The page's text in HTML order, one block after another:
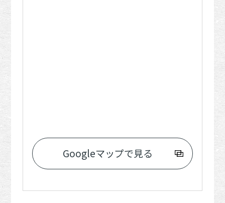
Googleマップで見る